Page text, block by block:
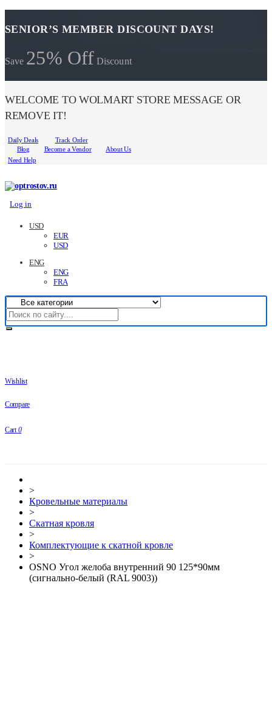
SENIOR’S MEMBER DISCOUNT DAYS!
Save 25% Off Discount
WELCOME TO WOLMART STORE MESSAGE OR
REMOVE IT!
Daily Deals
Track Order
Blog
Become a Vendor
About Us
Need Help
Log in
USD
EUR
USD
ENG
ENG
FRA
Wishlist
Compare
Cart 0
>
Кровельные материалы
>
Скатная кровля
>
Комплектующие к скатной кровле
>
OSNO Угол желоба внутренний 90 125*90мм
(сигнально-белый (RAL 9003))